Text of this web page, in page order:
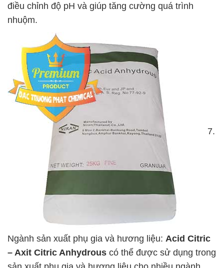
điều chỉnh độ pH và giúp tăng cường quá trình
nhuộm.
7.
Ngành sản xuất phụ gia và hương liệu: Acid Citric
– Axit Citric Anhydrous có thể được sử dụng trong